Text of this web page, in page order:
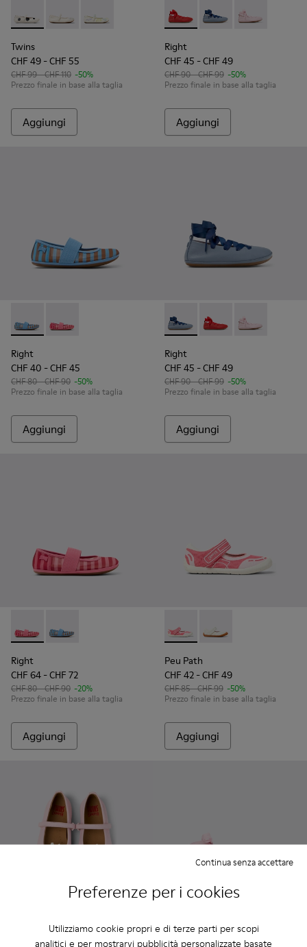
Preferenze per i cookies
Utilizziamo cookie propri e di terze parti per scopi
analitici e per mostrarvi pubblicità personalizzate basate
Continua senza accettare
Twins - K800486-011 - Ballerine in pelle bianche e nere per
Twins - K800486-007 - Ballerina bianca in pelle per
Twins - K800486-005 - Mary Jane in pelle
Twins
CHF 49 - CHF 55
CHF 99 - CHF 110 -50%
Prezzo finale in base alla taglia
Aggiungi
Right - K800674-003 -
Right - K800674-
Right -
Right
CHF 45 - CHF 49
CHF 90 - CHF 99 -50%
Prezzo finale in base alla taglia
Aggiungi
Right - K800696-002 - Ballerine in tessuto e pelle blu per
Right - K800696-001 - Ballerine rosa in tessuto e
Right
CHF 40 - CHF 45
CHF 80 - CHF 90 -50%
Prezzo finale in base alla taglia
Aggiungi
Right - K800674-002 -
Right - K800674-
Right -
Right
CHF 45 - CHF 49
CHF 90 - CHF 99 -50%
Prezzo finale in base alla taglia
Aggiungi
Right - K800696-001 - Ballerine rosa in tessuto e pelle per
Right - K800696-002 - Ballerine in tessuto e pelle
Right
CHF 64 - CHF 72
CHF 80 - CHF 90 -20%
Prezzo finale in base alla taglia
Aggiungi
Peu Path - K800692-002 -
Peu Path -
Peu Path
CHF 42 - CHF 49
CHF 85 - CHF 99 -50%
Prezzo finale in base alla taglia
Aggiungi
CHF 69 - CHF 77
Right - K800674-001 -
Right - K800674-003
Right -